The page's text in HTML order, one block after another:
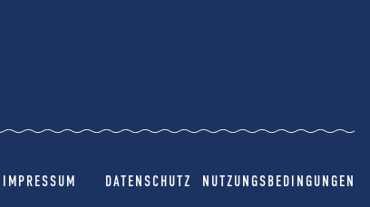
IMPRESSUM DATENSCHUTZ NUTZUNGSBEDINGUNGEN